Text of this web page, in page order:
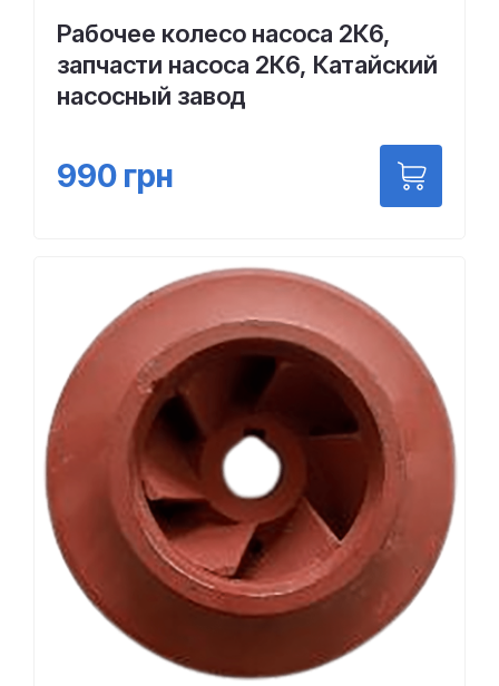
Рабочее колесо насоса 2К6,
запчасти насоса 2К6, Катайский
насосный завод
990 грн